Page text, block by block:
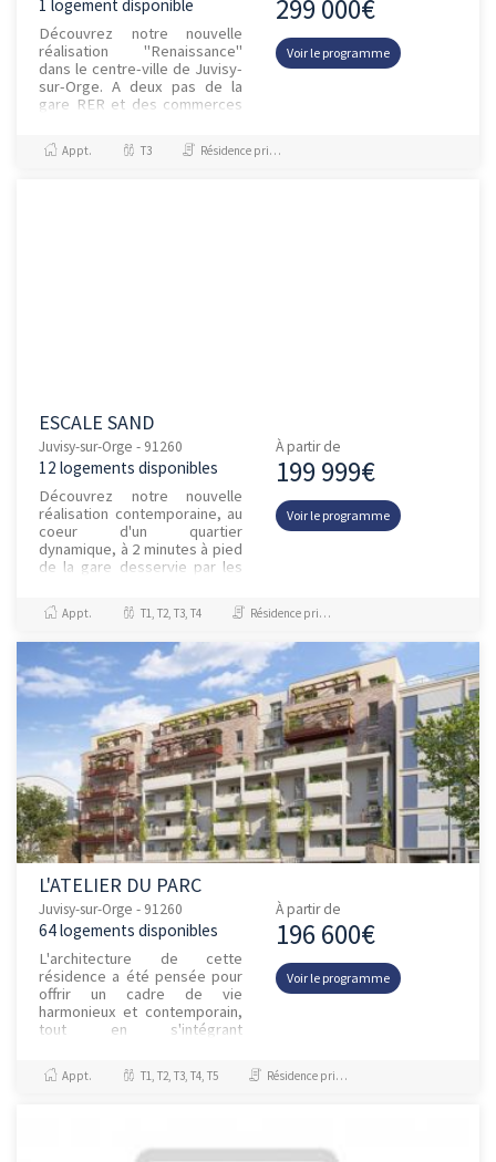
1 logement disponible
Découvrez notre nouvelle
réalisation "Renaissance"
dans le centre-ville de Juvisy-
sur-Orge. A deux pas de la
gare RER et des commerces
résidence de 10...
299 000€
Voir le programme
Appt. T3 Résidence principale / PTZ, Investissement et Défiscalisation
ESCALE SAND
Juvisy-sur-Orge - 91260
12 logements disponibles
Découvrez notre nouvelle
réalisation contemporaine, au
coeur d'un quartier
dynamique, à 2 minutes à pied
de la gare desservie par les
Paris en 11 minutes, et...
À partir de
199 999€
Voir le programme
Appt. T1, T2, T3, T4 Résidence principale / PTZ, Investissement et Défiscalisation
L'ATELIER DU PARC
Juvisy-sur-Orge - 91260
64 logements disponibles
L'architecture de cette
résidence a été pensée pour
offrir un cadre de vie
harmonieux et contemporain,
tout en s'intégrant
Composée de matériaux de
qualité et de fi...
À partir de
196 600€
Voir le programme
Appt. T1, T2, T3, T4, T5 Résidence principale / PTZ